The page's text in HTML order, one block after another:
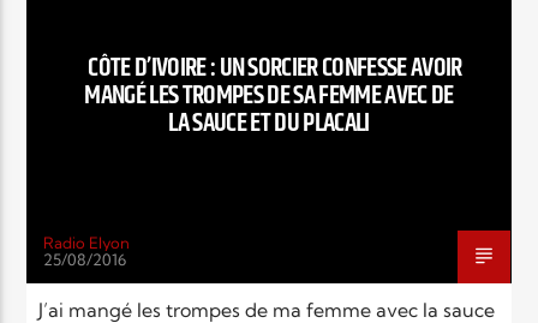
Radio Elyon
CÔTE D’IVOIRE : UN SORCIER CONFESSE AVOIR
MANGÉ LES TROMPES DE SA FEMME AVEC DE
LA SAUCE ET DU PLACALI
Radio Elyon
25/08/2016
J’ai mangé les trompes de ma femme avec la sauce